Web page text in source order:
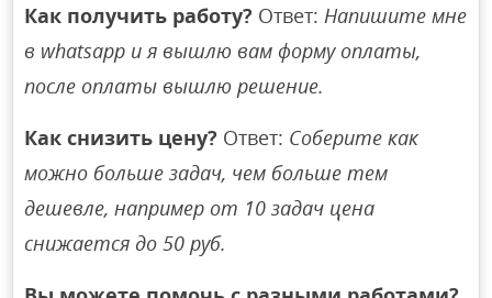
Как получить работу? Ответ: Напишите мне
в whatsapp и я вышлю вам форму оплаты,
после оплаты вышлю решение.
Как снизить цену? Ответ: Соберите как
можно больше задач, чем больше тем
дешевле, например от 10 задач цена
снижается до 50 руб.